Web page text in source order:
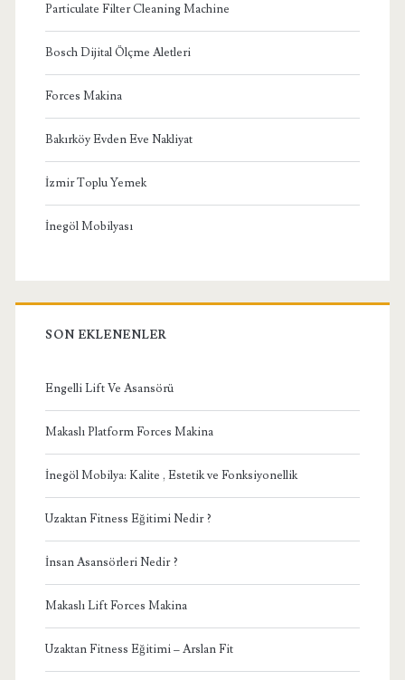
Particulate Filter Cleaning Machine
Bosch Dijital Ölçme Aletleri
Forces Makina
Bakırköy Evden Eve Nakliyat
İzmir Toplu Yemek
İnegöl Mobilyası
SON EKLENENLER
Engelli Lift Ve Asansörü
Makaslı Platform Forces Makina
İnegöl Mobilya: Kalite , Estetik ve Fonksiyonellik
Uzaktan Fitness Eğitimi Nedir ?
İnsan Asansörleri Nedir ?
Makaslı Lift Forces Makina
Uzaktan Fitness Eğitimi – Arslan Fit